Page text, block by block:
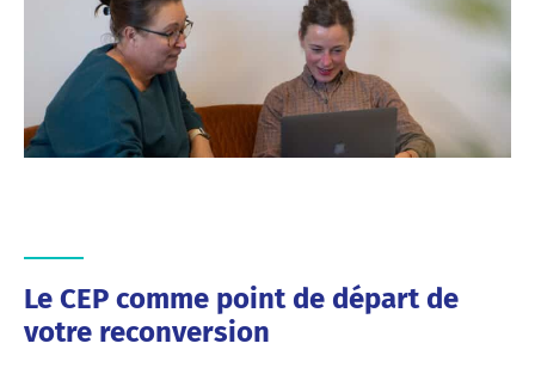
Le CEP comme point de départ de
votre reconversion